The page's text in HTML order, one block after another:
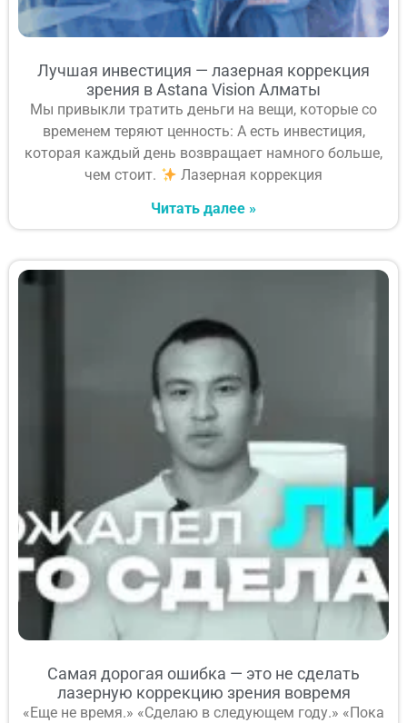
Лучшая инвестиция — лазерная коррекция
зрения в Astana Vision Алматы
Мы привыкли тратить деньги на вещи, которые со
временем теряют ценность: А есть инвестиция,
которая каждый день возвращает намного больше,
чем стоит.
Лазерная коррекция
Читать далее »
Самая дорогая ошибка — это не сделать
лазерную коррекцию зрения вовремя
«Еще не время.» «Сделаю в следующем году.» «Пока